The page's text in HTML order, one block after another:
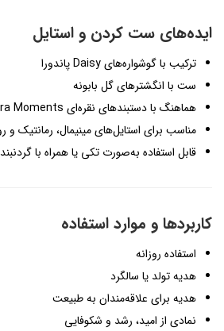
ایده‌های ست کردن و استایل
ترکیب با گوشواره‌های Daisy پاندورا
ست با انگشترهای گل بابونه
هماهنگ با دستبندهای نقره‌ای Pandora Moments
مناسب برای استایل‌های مینیمال، رمانتیک و
قابل استفاده به‌صورت تکی یا همراه با
کاربردها و موارد استفاده
استفاده روزانه
هدیه تولد یا سالگرد
هدیه برای علاقه‌مندان به طبیعت
نمادی از امید، رشد و شکوفایی